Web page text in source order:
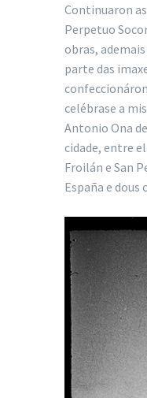
Continuaron
Perpetuo
obras,
parte das
celébrase a
Antonio Ona
cidade, entre
Froilán e San
España e dous